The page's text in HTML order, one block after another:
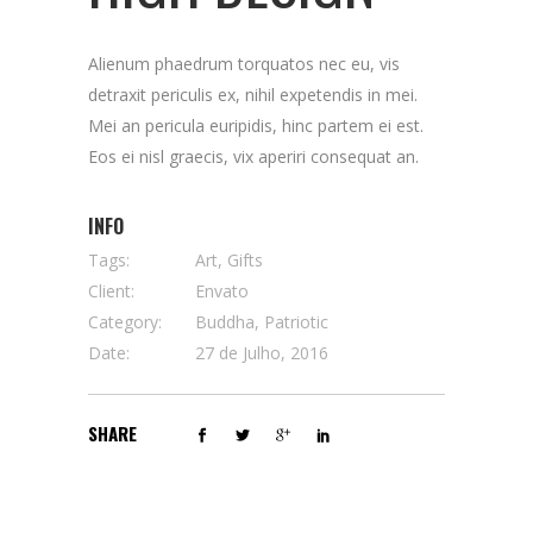
Alienum phaedrum torquatos nec eu, vis
detraxit periculis ex, nihil expetendis in mei.
Mei an pericula euripidis, hinc partem ei est.
Eos ei nisl graecis, vix aperiri consequat an.
INFO
Tags:
Art, Gifts
Client:
Envato
Category:
Buddha, Patriotic
Date:
27 de Julho, 2016
SHARE